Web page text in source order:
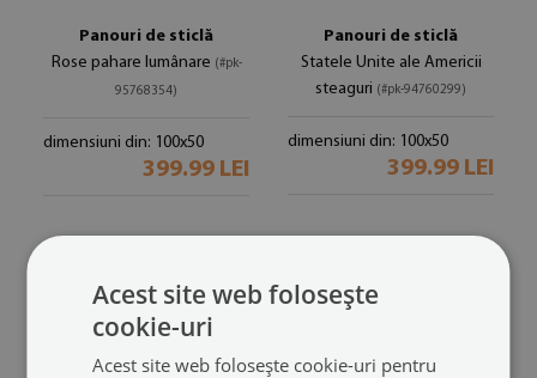
Panouri de sticlă
Rose pahare lumânare (#pk-
95768354)
dimensiuni din: 100x50
399.99 LEI
Panouri de sticlă
Statele Unite ale Americii
steaguri (#pk-94760299)
dimensiuni din: 100x50
399.99 LEI
Acest site web folosește
cookie-uri
Acest site web folosește cookie-uri pentru